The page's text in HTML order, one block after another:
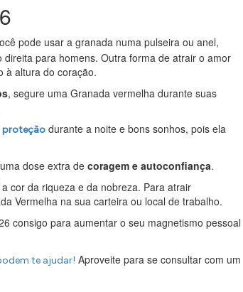
pode usar a granada numa pulseira ou anel,
para homens. Outra forma de atrair o amor
à altura do coração.
, segure uma Granada vermelha durante suas
proteção durante a noite e bons sonhos, pois ela
dose extra de coragem e autoconfiança.
cor da riqueza e da nobreza. Para atrair
Vermelha na sua carteira ou local de trabalho.
consigo para aumentar o seu magnetismo pessoal
te ajudar! Aproveite para se consultar com um